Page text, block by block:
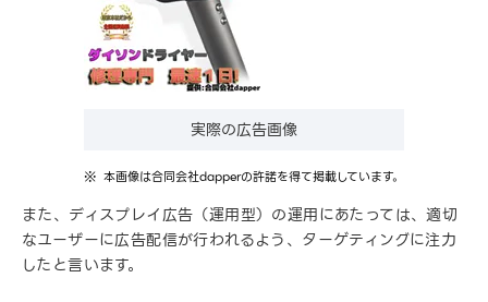
実際の広告画像
本画像は合同会社dapperの許諾を得て掲載しています。
また、ディスプレイ広告（運用型）の運用にあたっては、適切
なユーザーに広告配信が行われるよう、ターゲティングに注力
したと言います。